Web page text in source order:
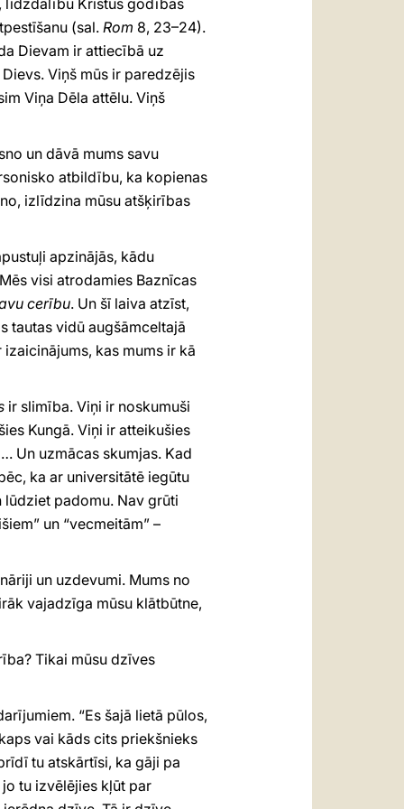
līdzdalību Kristus godības
(sal. Rom 8, 23–24).
Dievam ir attiecībā uz
Viņš mūs ir paredzējis
Viņa Dēla attēlu. Viņš
un dāvā mums savu
atbildību, ka kopienas
izlīdzina mūsu atšķirības
apzinājās, kādu
visi atrodamies Baznīcas
cerību. Un šī laiva atzīst,
tautas vidū augšāmceltajā
kas mums ir kā
ir slimība. Viņi ir noskumuši
Kungā. Viņi ir atteikušies
Un uzmācas skumjas. Kad
ka ar universitātē iegūtu
padomu. Nav grūti
un “vecmeitām” –
un uzdevumi. Mums no
vajadzīga mūsu klātbūtne,
Tikai mūsu dzīves
“Es šajā lietā pūlos,
vai kāds cits priekšnieks
tu atskārtīsi, ka gāji pa
tu izvēlējies kļūt par